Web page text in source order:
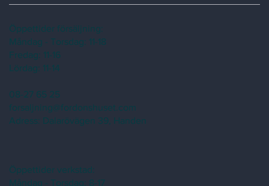
Öppettider försäljning:
Måndag - Torsdag: 11-18
Fredag: 11-16
Lördag: 11-14
08-27 65 25
forsaljning@fordonshuset.com
Adress: Dalarövägen 39, Handen
Öppettider verkstad:
Måndag - Torsdag: 8-17